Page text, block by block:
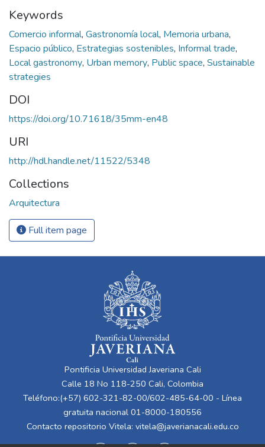
Keywords
Comercio informal, Gastronomía local, Memoria urbana,
Espacio público, Estrategias sostenibles, Informal trade,
Local gastronomy, Urban memory, Public space, Sustainable
strategies
DOI
https://doi.org/10.71618/35mm-en48
URI
http://hdl.handle.net/11522/5348
Collections
Arquitectura
Full item page
Pontificia Universidad Javeriana Cali
Calle 18 No 118-250 Cali, Colombia
Teléfono:(+57) 602-321-82-00/602-485-64-00 - Línea
gratuita nacional 01-8000-180556
Contacto repositorio Vitela: vitela@javerianacali.edu.co